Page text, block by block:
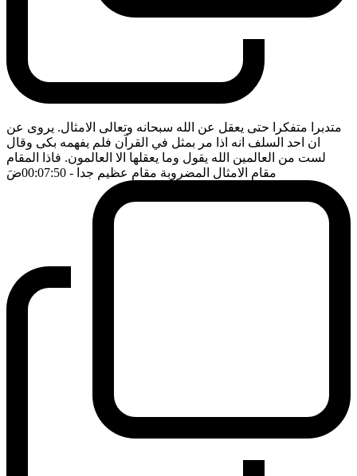
متدبرا متفكرا حتى يعقل عن الله سبحانه وتعالى الامثال. يروى عن
ان احد السلف انه اذا مر بمثل في القرآن فلم يفهمه بكى وقال
لست من العالمين الله يقول وما يعقلها الا العالمون. فاذا المقام
مقام الامثال المضروبة مقام عظيم جدا - 00:07:50 ضَ